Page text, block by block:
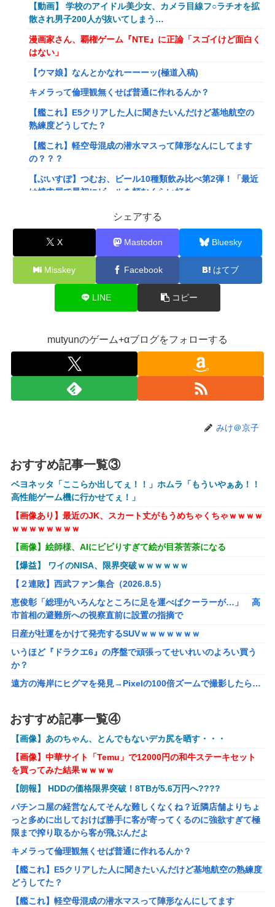
【動画】 学校のアイドル美少女、カメラ目線フ○ラチオを拡
散され男子200人が抜いてしまう…
漫画家さん、覇権ゲーム『NTE』に正論「スゴイけど面白く
はない」
【ウマ娘】なんとかなれーーーッ(極道入稿)
キメラって倫理観無くせば普通に作れるんか？
【艦これ】E5クリアした人に聞きたいんだけど基地航空の
熟練度どうしてた？
【艦これ】軽空母混成の潜水マスって陣形なんにしてます
の？？？
【ぶいすぽ】つむお、ビール10種類飲み比べ第2弾！「最近
は焼肉屋で最初にビールを頼むくらい好き」
【にじさんじ】Twitterはもうないよ
【ホロライブ】これはこれでちょっと裏来いよに見える
トミームと化すｗｗｗｗ
【悲報】Mrs. GREEN APPLE、マジで逝くwwwwww
【悲報】女さん、熊本地震がきっかけで離婚を決意ｗｗｗｗ
ｗ
【訃報】人気Vtuberの犬、19歳で死去
【動画】女子「勃ってんじゃん笑」男子「うるさい//」女子
【悲報】映画館の客、ほぼバイオテロレベルのやらかしで観
【速報】ジャンポケ斎藤、求刑7年で逝く。実刑確実か
【悲報】落語家、亡くなったタレントからいじめられた過去
を告白する…
【画像】AKBのセンター、レベチな事が世間にバレ始めるｗ
ｗｗｗｗｗｗ
【シンデレラガールズ】 百鬼夜行をテーマとしたPOP UP
SHOPが東京・大阪にて開催
メディア「Switch2、499ドルでも安い800ドル超えるか
も。PS5は直近での値上げ可能性低い」
【エヴァンゲリオン】 セガ「アヤナミレイ（仮称）‐プラグ
スーツVer.」プライズフィギュア【彩色原型公開】
【FF16】 「ファイナルファンタジー16」発売日が6/22に決
定＆最新PV公開！思ったより発売早い…もう半年後か！
【VTuber】千羽師匠、Grokに自分の気持ち悪いツイート聞
くやつやってるのかなって思ったら相手鴨神やんけ
【ラブライブ！】
結局おまえらが求める『RPGの理想の主人公』って一体どう
いうのなん？
任天堂が「gamescom 2026」のラインナップを発表！
シェアする
X Mastodon Bluesky
Misskey Facebook はてブ
LINE コピー
mutyunのゲーム+αブログをフォローする
みけ＠京子
おすすめ記事一覧③
ベヨネッタ「ここらか出してぇ！！」ホムラ「もういやぁあ！！
高性能ゲーム機に行かせてぇ！」
【画像あり】最近のJK、スカート丈がもうめちゃくちゃｗｗｗｗ
ｗｗｗｗｗｗｗｗ
【画像】絵師様、AIにビビりすぎて絵が目茶苦茶になる
【爆益】 ワイのNISA、限界突破ｗｗｗｗｗｗ
【２連敗】西武ファン集合（2026.8.5）
恵俊彰「総理がいろんなところに足を運べばクーラーが…」 高
市首相の避難所への視察直前に設置の指摘で
日産が社運をかけて発売するSUVｗｗｗｗｗｗｗ
いうほど『ドラクエ6』の序盤で頑張ってせいれいのよろい買う
か？
遠方の海岸にヒグマを発見→Pixelの100倍ズームで撮影したら…
【勇者王ガオガイガー】PLAMATEA「獅子王凱」プラモデル
【明日予約開始】
【ToLOVEる】ユニクリ「籾岡里紗 ダークネスver.」フィギュア
【再販予約開始】
【トミカ】新シリーズ「トミカ クロスレスキュー」 始動
キメラって倫理観無くせば普通に作れるんか？
【艦これ】E5クリアした人に聞きたいんだけど基地航空の熟練度
どうしてた？
【艦これ】軽空母混成の潜水マスって陣形なんにしてます
の？？？
【動画】名古屋栄で不良外人が警察官を突き飛ばす。逮捕しろや
ｗｗｗ
おすすめ記事一覧④
【画像】あのちゃん、とんでもないデカ尻を晒す・・・
【画像】中華サイト「Temu」で12000円の和牛ステーキセット
を買ってみた結果ｗｗｗｗ
【朗報】 HDDの価格限界突破！8TBが5.6万円へ????
パチンコ屋の経営なんてそんな難しくなくね？近隣店舗よりちょ
っと多めに出しておけば勝手に客が寄ってくるのに強欲すぎて極
限まで搾り取るから客が飛ぶんだよ
キメラって倫理観無くせば普通に作れるんか？
【艦これ】E5クリアした人に聞きたいんだけど基地航空の熟練度
どうしてた？
【艦これ】軽空母混成の潜水マスって陣形なんにしてます